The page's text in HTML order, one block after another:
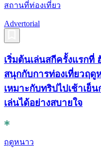
สถานที่ท่องเที่ยว
Advertorial
เริ่มต้นเล่นสกีครั้งแรกที่
สนุกกับการท่องเที่ยวฤดู
เหมาะกับทริปไปเช้าเย็
เล่นได้อย่างสบายใจ
ฤดูหนาว